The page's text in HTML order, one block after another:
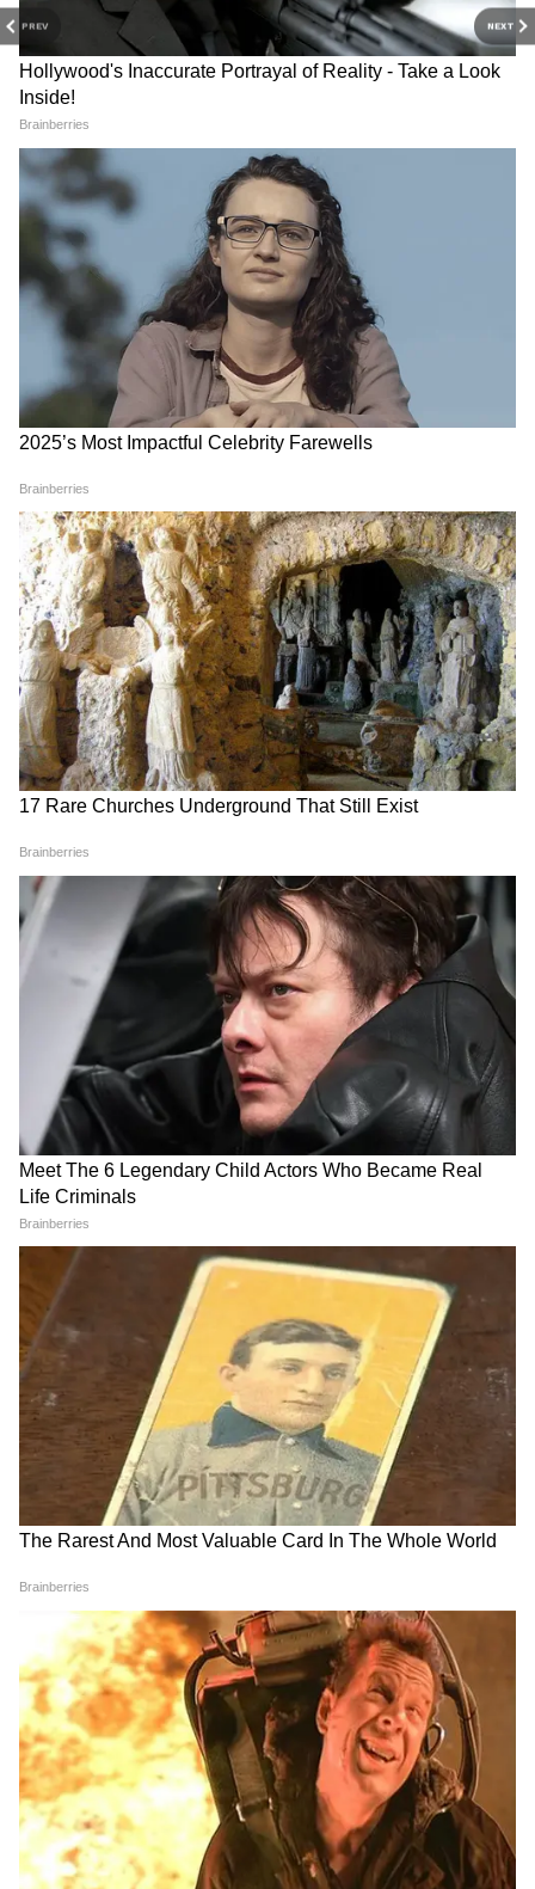
PREV NEXT
3
6
Image Credit : Asianet News
এদিকে, ৩ জুন যে সমস্ত মহিলা অন্নপূর্ণা ভাণ্ডার
প্রকল্পে অনলাইনে আবেদন করেছিলেন। তাঁদের
অনলাইনে আবেদন করেছিলেন শুধুমাত্র তাঁদেরকেই
নতুন করে আবদেন করতে হবে।
4
6
Image Credit :Asianet News
কারণ পোর্টাল নতুনভাবে আপডেট করা হয়েছে।
তাই ৩ জুন যে সমস্ত আবেদন সাবমিট হয়েছে
সেগুলো পুনরায় নথিভুক্ত করতে হবে। সার্ভার বা
সিস্টেম আপডেটের কারণে নতুন ফরম্যাটে তাঁদের
পুনরায় আবেদন করতে বলা হচ্ছে।
Image Credit :AI
আসলে বিপুল সংখ্যক মহিলা প্রতিদিনই আবেদন
করছেন। সেই আবেদন সরকারি পোর্টালে আপলোড
করা হচ্ছে। তাতে সময় লাগছে। আবেদন করার
পরেও আপনার টাকা না ঢুকলে চিন্তার কোনও
কারণ নেই।
6
Image Credit : StockPhoto
আবেদন সরকারি পোর্টালে আপলোড হওয়ার পরে
ভেরিফিকেশন হবে। সেই সব প্রক্রিয়া শেষ হলেই
টাকা ছেড়ে দেওয়া হবে সরকারের তরফে।
LATEST VIDEOS